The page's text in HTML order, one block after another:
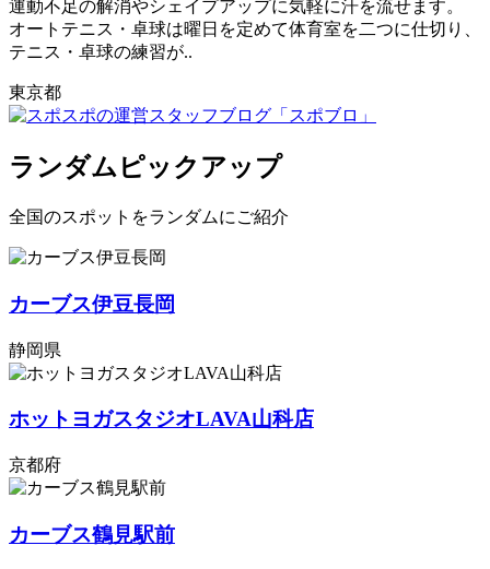
運動不足の解消やシェイプアップに気軽に汗を流せます。
オートテニス・卓球は曜日を定めて体育室を二つに仕切り、
テニス・卓球の練習が..
東京都
ランダムピックアップ
全国のスポットをランダムにご紹介
カーブス伊豆長岡
静岡県
ホットヨガスタジオLAVA山科店
京都府
カーブス鶴見駅前